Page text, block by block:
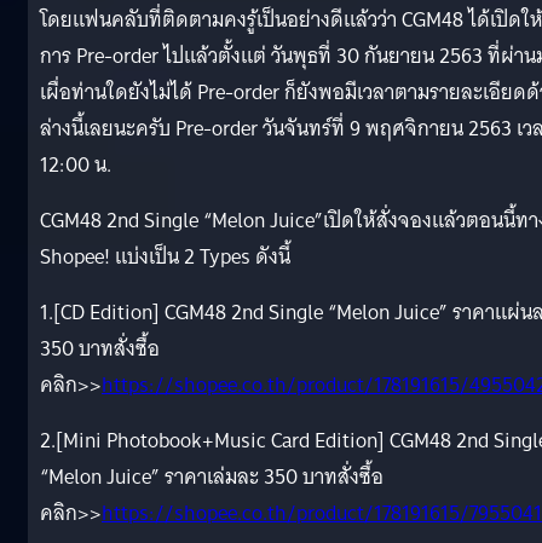
โดยแฟนคลับที่ติดตามคงรู้เป็นอย่างดีแล้วว่า CGM48 ได้เปิดใ
การ Pre-order ไปแล้วตั้งแต่ วันพุธที่ 30 กันยายน 2563 ที่ผ่าน
เผื่อท่านใดยังไม่ได้ Pre-order ก็ยังพอมีเวลาตามรายละเอียด
ล่างนี้เลยนะครับ Pre-order วันจันทร์ที่ 9 พฤศจิกายน 2563 เว
12:00 น.
CGM48 2nd Single “Melon Juice”เปิดให้สั่งจองแล้วตอนนี้ท
Shopee! แบ่งเป็น 2 Types ดังนี้
1.[CD Edition] CGM48 2nd Single “Melon Juice” ราคาแผ่น
350 บาทสั่งซื้อ
คลิก>>https://shopee.co.th/product/178191615/
2.[Mini Photobook+Music Card Edition] CGM48 2nd
“Melon Juice” ราคาเล่มละ 350 บาทสั่งซื้อ
คลิก>>https://shopee.co.th/product/178191615/